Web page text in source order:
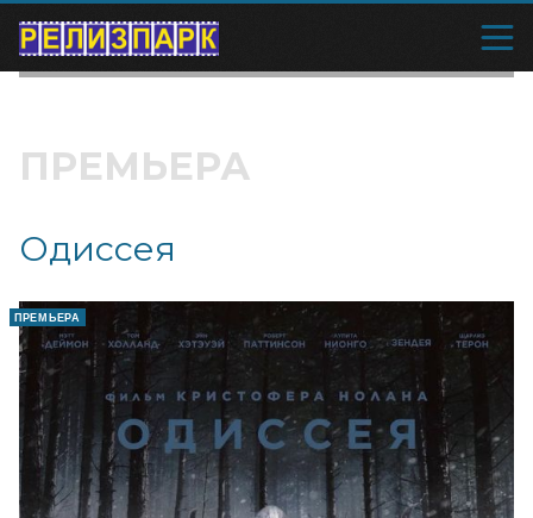
ПРЕМЬЕРА
Одиссея
ПРЕМЬЕРА